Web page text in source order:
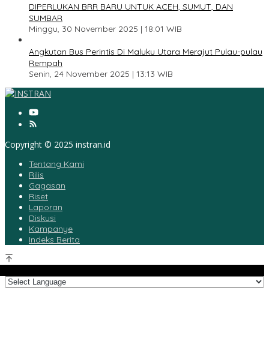
DIPERLUKAN BRR BARU UNTUK ACEH, SUMUT, DAN
SUMBAR
Minggu, 30 November 2025 | 18:01 WIB
Angkutan Bus Perintis Di Maluku Utara Merajut Pulau-pulau
Rempah
Senin, 24 November 2025 | 13:13 WIB
Copyright © 2025 instran.id
Tentang Kami
Rilis
Gagasan
Riset
Laporan
Diskusi
Kampanye
Indeks Berita